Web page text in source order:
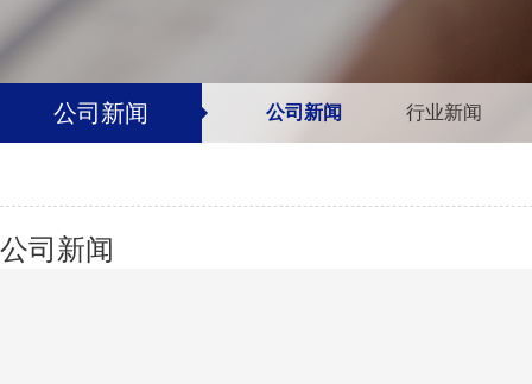
公司新闻 公司新闻 行业新闻
公司新闻